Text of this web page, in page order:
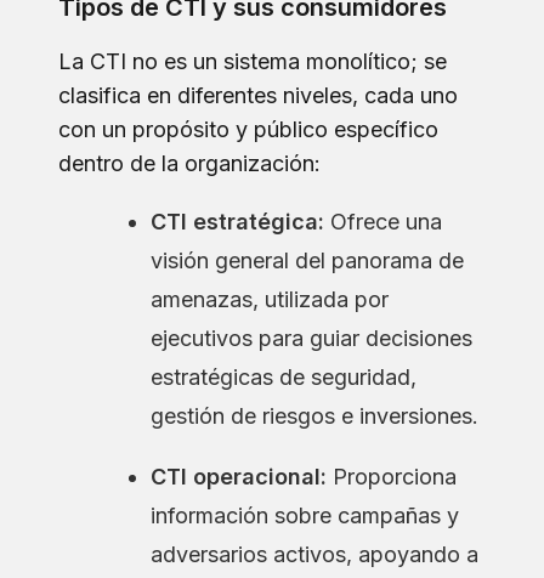
Tipos de CTI y sus consumidores
La CTI no es un sistema monolítico; se
clasifica en diferentes niveles, cada uno
con un propósito y público específico
dentro de la organización:
CTI estratégica: Ofrece una
visión general del panorama de
amenazas, utilizada por
ejecutivos para guiar decisiones
estratégicas de seguridad,
gestión de riesgos e inversiones.
CTI operacional: Proporciona
información sobre campañas y
adversarios activos, apoyando a